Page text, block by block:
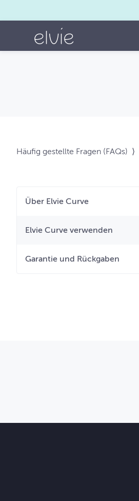
Häufig gestellte Fragen (FAQs) ⟩
Über Elvie Curve
Elvie Curve verwenden
Garantie und Rückgaben